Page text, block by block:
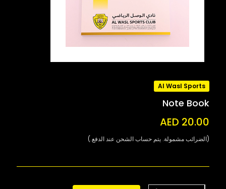
Al Wasl Sports
Note Book
AED 20.00
(الضرائب مشمولة. يتم حساب الشحن عند الدفع.)